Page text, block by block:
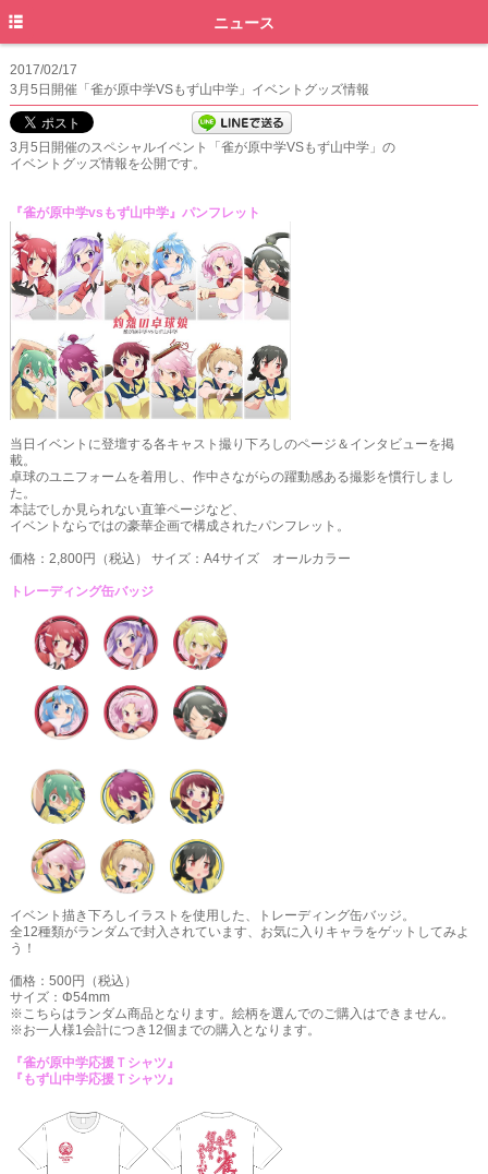
ニュース
2017/02/17
3月5日開催「雀が原中学VSもず山中学」イベントグッズ情報
3月5日開催のスペシャルイベント「雀が原中学VSもず山中学」の
イベントグッズ情報を公開です。
『雀が原中学vsもず山中学』パンフレット
当日イベントに登壇する各キャスト撮り下ろしのページ＆インタビューを掲
載。
卓球のユニフォームを着用し、作中さながらの躍動感ある撮影を慣行しまし
た。
本誌でしか見られない直筆ページなど、
イベントならではの豪華企画で構成されたパンフレット。
価格：2,800円（税込） サイズ：A4サイズ オールカラー
トレーディング缶バッジ
イベント描き下ろしイラストを使用した、トレーディング缶バッジ。
全12種類がランダムで封入されています、お気に入りキャラをゲットしてみよ
う！
価格：500円（税込）
サイズ：Φ54mm
※こちらはランダム商品となります。絵柄を選んでのご購入はできません。
※お一人様1会計につき12個までの購入となります。
『雀が原中学応援Ｔシャツ』
『もず山中学応援Ｔシャツ』
ニュース
イントロダクション
ストーリー
キャラクター
オンエア
ムービー
ディスコグラフィ
特典情報
グッズ
イベント
Twitter
利用者情報の外部送信